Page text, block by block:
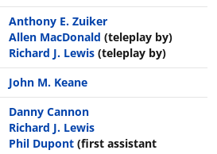
Anthony E. Zuiker
Allen MacDonald (teleplay by)
Richard J. Lewis (teleplay by)
John M. Keane
Danny Cannon
Richard J. Lewis
Phil Dupont (first assistant